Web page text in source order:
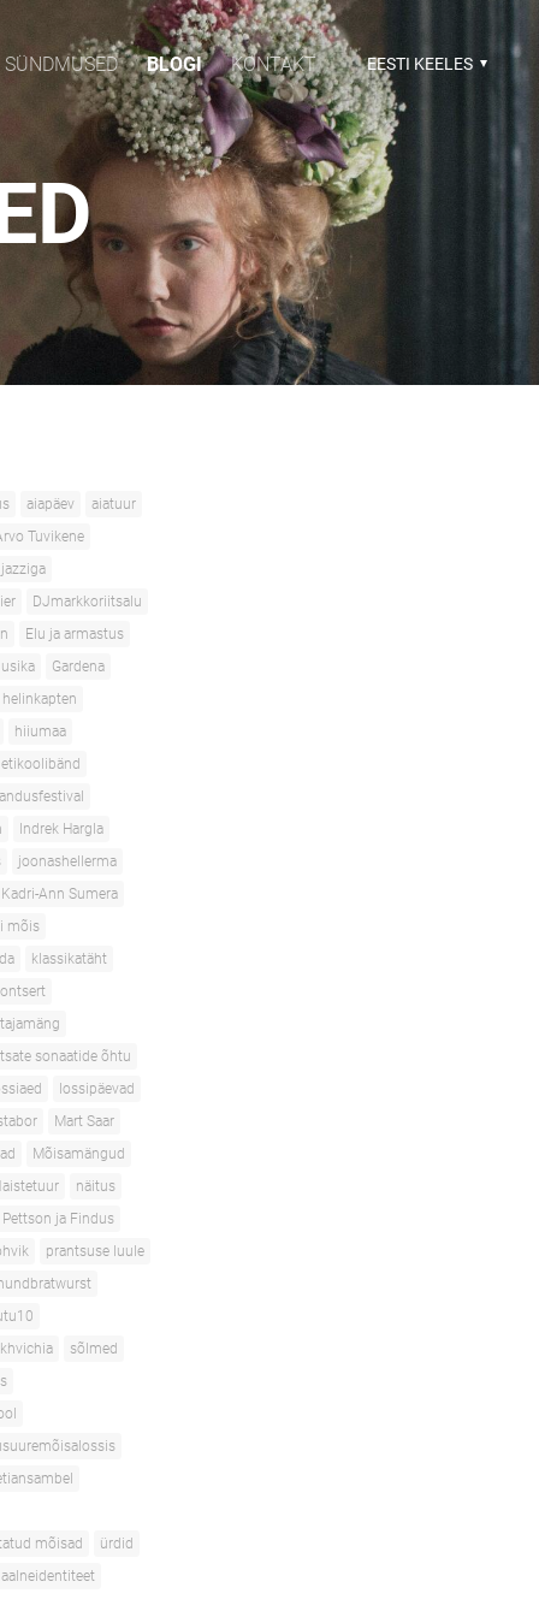
SÜNDMUSED BLOGI KONTAKT EESTI KEELES
aiapäev
aiatuur
Tuvikene
DJmarkkoriitsalu
Elu ja armastus
Gardena
helinkapten
hiiumaa
Indrek Hargla
joonashellerma
Kadri-Ann Sumera
mõis
klassikatäht
sonaatide õhtu
lossipäevad
Mart Saar
Mõisamängud
näitus
Pettson ja Findus
prantsuse luule
sõlmed
mõisad
ürdid